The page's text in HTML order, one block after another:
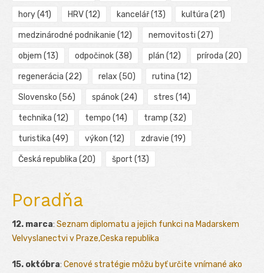
hory(41) HRV(12) kancelář(13) kultúra (21)
medzinárodné podnikanie (12) nemovitosti (27)
objem (13) odpočinok(38) plán (12) príroda (20)
regenerácia (22) relax (50) rutina (12)
Slovensko (56) spánok(24) stres (14)
technika (12) tempo (14) tramp (32)
turistika (49) výkon (12) zdravie (19)
Česká republika (20) šport (13)
Poradňa
12. marca: Seznam diplomatu a jejich funkci na Madarskem
Velvyslanectvi v Praze,Ceska republika
15. októbra: Cenové stratégie môžu byť určite vnímané ako